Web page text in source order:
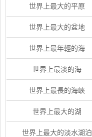
世界上最大的平原
世界上最大的盆地
世界上最年輕的海
世界上最淡的海
世界上最長的海峽
世界上最大的湖
世界上最大的淡水湖泊